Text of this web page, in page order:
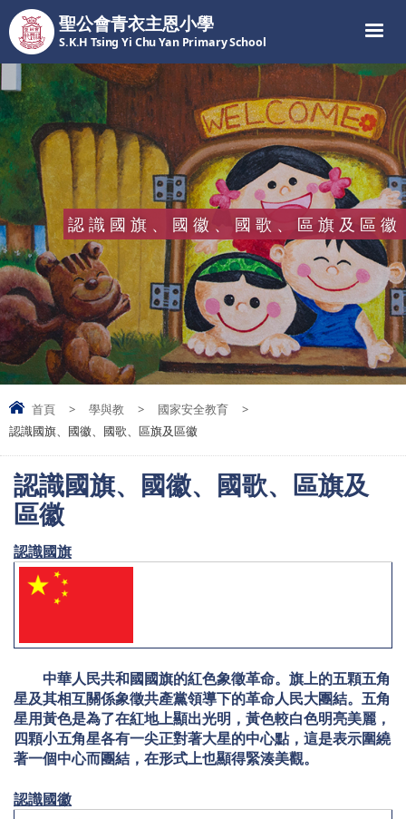
聖公會青衣主恩小學
S.K.H Tsing Yi Chu Yan Primary School
認識國旗、國徽、國歌、區旗及區徽
首頁 > 學與教 > 國家安全教育
>
認識國旗、國徽、國歌、區旗及區徽
認識國旗、國徽、國歌、區旗及
區徽
認識國旗
中華人民共和國國旗的紅色象徵革命。旗上的五顆五角
星及其相互關係象徵共產黨領導下的革命人民大團結。五角
星用黃色是為了在紅地上顯出光明，黃色較白色明亮美麗，
四顆小五角星各有一尖正對著大星的中心點，這是表示圍繞
著一個中心而團結，在形式上也顯得緊湊美觀。
認識國徽